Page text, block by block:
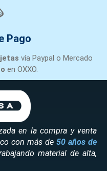
Pago
vía Paypal o Mercado
en OXXO.
en la compra y venta
con más de 50 años de
material de alta,